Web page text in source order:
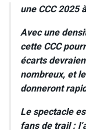
une CCC 2025
Avec une
cette CCC
écarts
nombreux, et
donneront
Le spectacle
fans de trail :